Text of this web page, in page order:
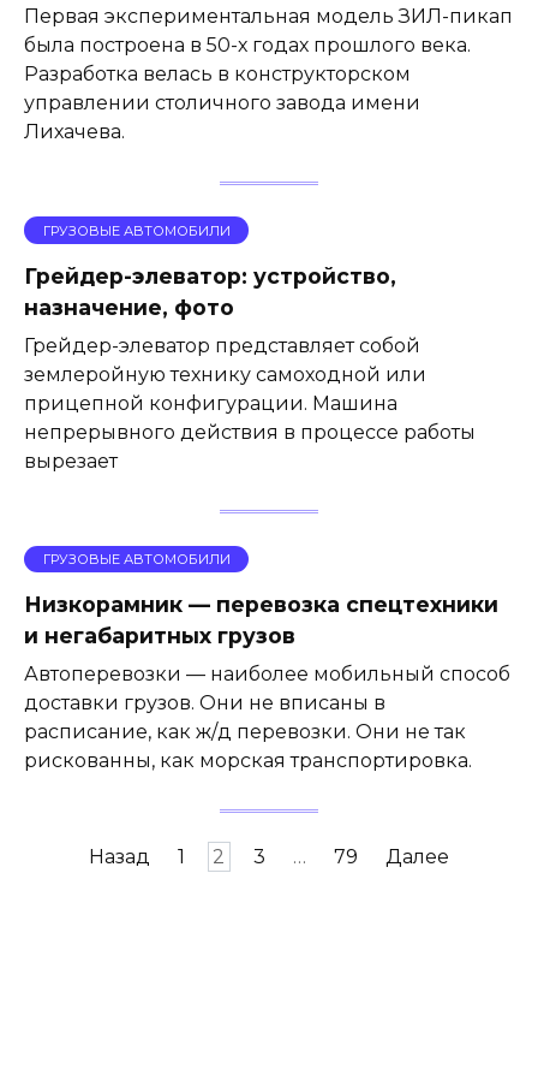
Первая экспериментальная модель ЗИЛ-пикап
была построена в 50-х годах прошлого века.
Разработка велась в конструкторском
управлении столичного завода имени
Лихачева.
ГРУЗОВЫЕ АВТОМОБИЛИ
Грейдер-элеватор: устройство,
назначение, фото
Грейдер-элеватор представляет собой
землеройную технику самоходной или
прицепной конфигурации. Машина
непрерывного действия в процессе работы
вырезает
ГРУЗОВЫЕ АВТОМОБИЛИ
Низкорамник — перевозка спецтехники
и негабаритных грузов
Автоперевозки — наиболее мобильный способ
доставки грузов. Они не вписаны в
расписание, как ж/д перевозки. Они не так
рискованны, как морская транспортировка.
Навигация
Назад 1 2 3 … 79 Далее